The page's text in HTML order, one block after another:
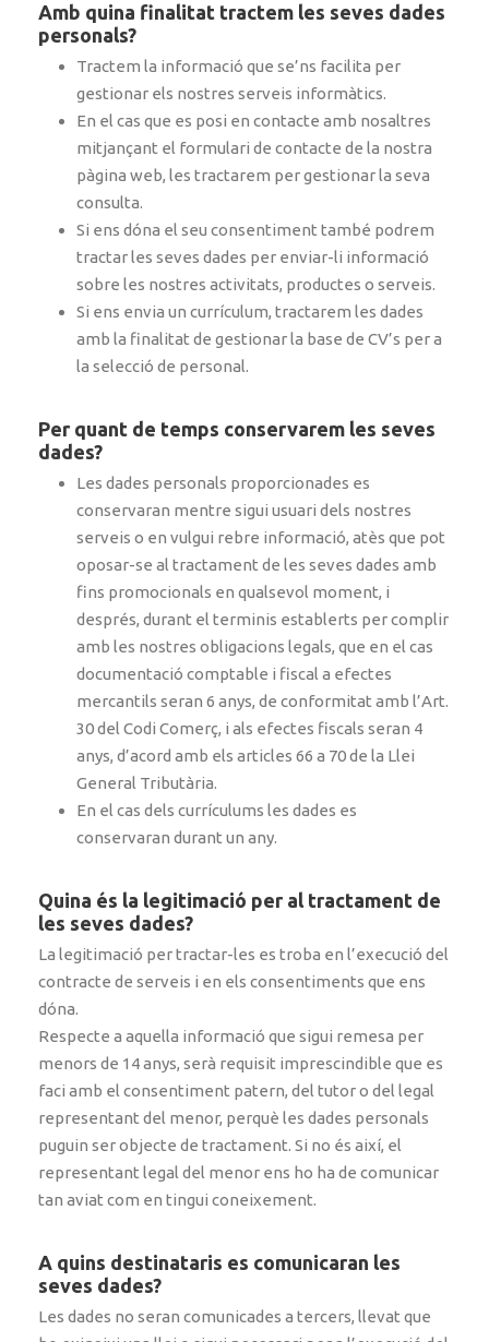
Amb quina finalitat tractem les seves dades
personals?
Tractem la informació que se’ns facilita per
gestionar els nostres serveis informàtics.
En el cas que es posi en contacte amb nosaltres
mitjançant el formulari de contacte de la nostra
pàgina web, les tractarem per gestionar la seva
consulta.
Si ens dóna el seu consentiment també podrem
tractar les seves dades per enviar-li informació
sobre les nostres activitats, productes o serveis.
Si ens envia un currículum, tractarem les dades
amb la finalitat de gestionar la base de CV’s per a
la selecció de personal.
Per quant de temps conservarem les seves
dades?
Les dades personals proporcionades es
conservaran mentre sigui usuari dels nostres
serveis o en vulgui rebre informació, atès que pot
oposar-se al tractament de les seves dades amb
fins promocionals en qualsevol moment, i
després, durant el terminis establerts per complir
amb les nostres obligacions legals, que en el cas
documentació comptable i fiscal a efectes
mercantils seran 6 anys, de conformitat amb l’Art.
30 del Codi Comerç, i als efectes fiscals seran 4
anys, d’acord amb els articles 66 a 70 de la Llei
General Tributària.
En el cas dels currículums les dades es
conservaran durant un any.
Quina és la legitimació per al tractament de
les seves dades?
La legitimació per tractar-les es troba en l’execució del
contracte de serveis i en els consentiments que ens
dóna.
Respecte a aquella informació que sigui remesa per
menors de 14 anys, serà requisit imprescindible que es
faci amb el consentiment patern, del tutor o del legal
representant del menor, perquè les dades personals
puguin ser objecte de tractament. Si no és així, el
representant legal del menor ens ho ha de comunicar
tan aviat com en tingui coneixement.
A quins destinataris es comunicaran les
seves dades?
Les dades no seran comunicades a tercers, llevat que